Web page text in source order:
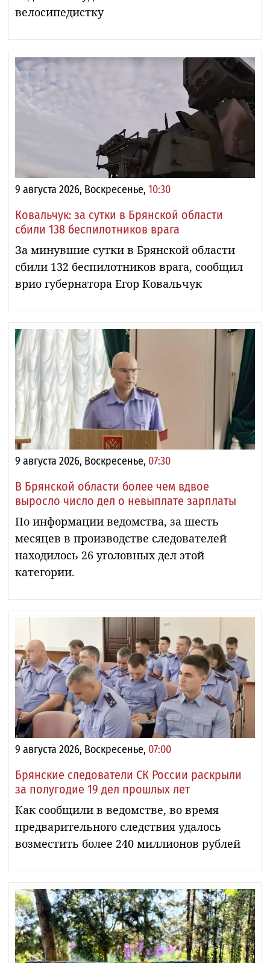
велосипедистку
9 августа 2026, Воскресенье, 10:30
Ковальчук: за сутки в Брянской области
сбили 138 беспилотников врага
За минувшие сутки в Брянской области
сбили 132 беспилотников врага, сообщил
врио губернатора Егор Ковальчук
9 августа 2026, Воскресенье, 07:30
В Брянской области более чем вдвое
выросло число дел о невыплате зарплаты
По информации ведомства, за шесть
месяцев в производстве следователей
находилось 26 уголовных дел этой
категории.
9 августа 2026, Воскресенье, 07:00
Брянские следователи СК России раскрыли
за полугодие 19 дел прошлых лет
Как сообщили в ведомстве, во время
предварительного следствия удалось
возместить более 240 миллионов рублей